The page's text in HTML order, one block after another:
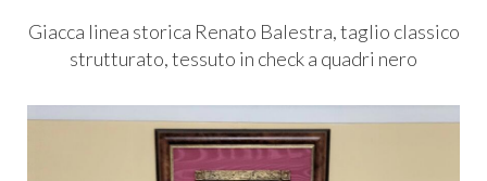
Giacca linea storica Renato Balestra, taglio classico
strutturato, tessuto in check a quadri nero